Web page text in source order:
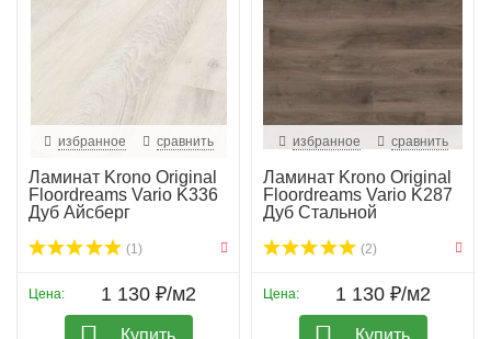
избранное сравнить
Ламинат Krono Original
Floordreams Vario K336
Дуб Айсберг
(1)
Цена: 1 130 ₽/м2
Купить
избранное сравнить
Ламинат Krono Original
Floordreams Vario K287
Дуб Стальной
(2)
Цена: 1 130 ₽/м2
Купить